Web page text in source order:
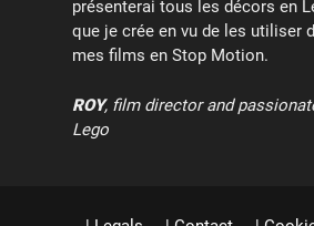
présenterai tous les décors en
que je crée en vu de les utiliser
mes films en Stop Motion.
ROY, film director and
Lego